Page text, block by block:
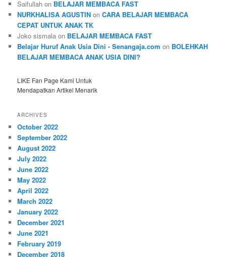
Saifullah on BELAJAR MEMBACA FAST
NURKHALISA AGUSTIN onCARA BELAJAR MEMBACA
CEPAT UNTUK ANAK TK
Joko sismala on BELAJAR MEMBACA FAST
Belajar Huruf Anak Usia Dini - Senangaja.com on BOLEHKAH
BELAJAR MEMBACA ANAK USIA DINI?
LIKE Fan Page Kami Untuk
Mendapatkan Artikel Menarik
ARCHIVES
October 2022
September 2022
August 2022
July 2022
June 2022
May 2022
April 2022
March 2022
January 2022
December 2021
June 2021
February 2019
December 2018